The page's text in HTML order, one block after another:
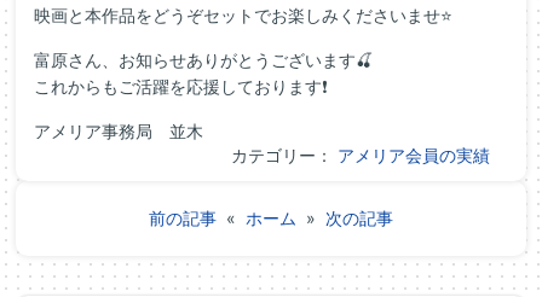
映画と本作品をどうぞセットでお楽しみくださいませ⭐
富原さん、お知らせありがとうございます🍒
これからもご活躍を応援しております❗
アメリア事務局 並木
カテゴリー： アメリア会員の実績
前の記事 « ホーム » 次の記事